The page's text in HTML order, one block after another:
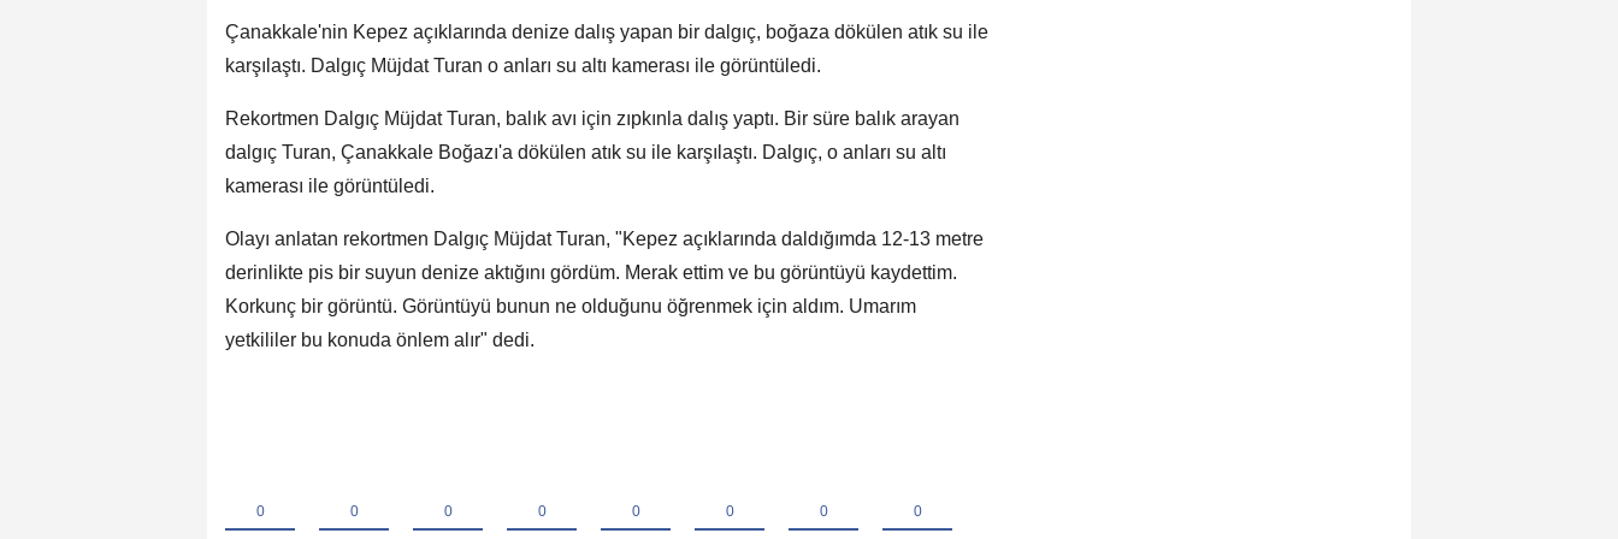
Çanakkale'nin Kepez açıklarında denize dalış yapan bir dalgıç, boğaza dökülen atık su ile
karşılaştı. Dalgıç Müjdat Turan o anları su altı kamerası ile görüntüledi.
Rekortmen Dalgıç Müjdat Turan, balık avı için zıpkınla dalış yaptı. Bir süre balık arayan
dalgıç Turan, Çanakkale Boğazı'a dökülen atık su ile karşılaştı. Dalgıç, o anları su altı
kamerası ile görüntüledi.
Olayı anlatan rekortmen Dalgıç Müjdat Turan, "Kepez açıklarında daldığımda 12-13 metre
derinlikte pis bir suyun denize aktığını gördüm. Merak ettim ve bu görüntüyü kaydettim.
Korkunç bir görüntü. Görüntüyü bunun ne olduğunu öğrenmek için aldım. Umarım
yetkililer bu konuda önlem alır" dedi.